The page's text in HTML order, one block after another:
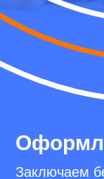
Заключаем